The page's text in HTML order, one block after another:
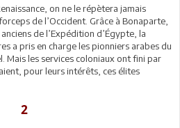
on ne le répètera jamais
de l’Occident. Grâce à Bonaparte,
de l’Expédition d’Égypte, la
a pris en charge les pionniers arabes du
Mais les services coloniaux ont fini par
pour leurs intérêts, ces élites
2